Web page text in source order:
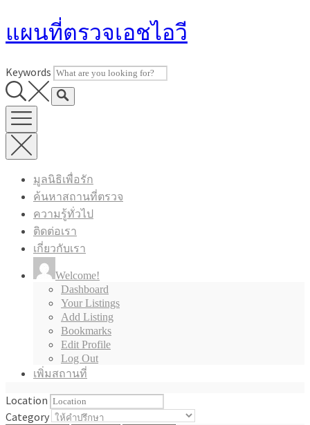
to
แผนที่ตรวจเอชไอวี
Keywords
มูลนิธิเพื่อรัก
ค้นหาสถานที่ตรวจ
ความรู้ทั่วไป
ติดต่อเรา
เกี่ยวกับเรา
Welcome!
Dashboard
Your Listings
Add Listing
Bookmarks
Edit Profile
Log Out
เพิ่มสถานที่
Location
Category